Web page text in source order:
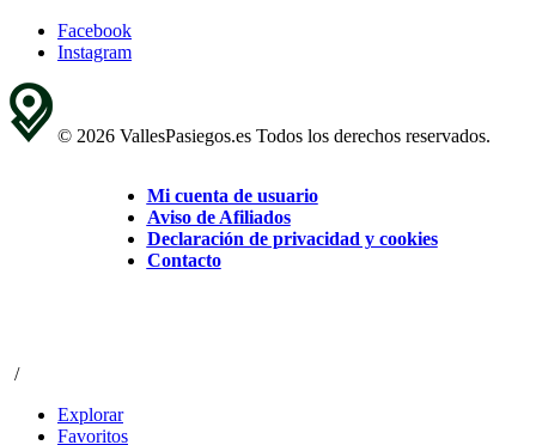
Facebook
Instagram
© 2026 VallesPasiegos.es Todos los derechos reservados.
Mi cuenta de usuario
Aviso de Afiliados
Declaración de privacidad y cookies
Contacto
/
Explorar
Favoritos